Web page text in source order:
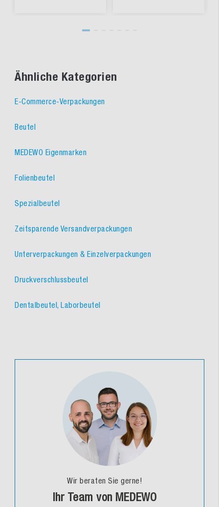
Ähnliche Kategorien
E-Commerce-Verpackungen
Beutel
MEDEWO Eigenmarken
Folienbeutel
Spezialbeutel
Zeitsparende Versandverpackungen
Unterverpackungen & Einzelverpackungen
Druckverschlussbeutel
Dentalbeutel, Laborbeutel
Wir beraten Sie gerne!
Ihr Team von MEDEWO